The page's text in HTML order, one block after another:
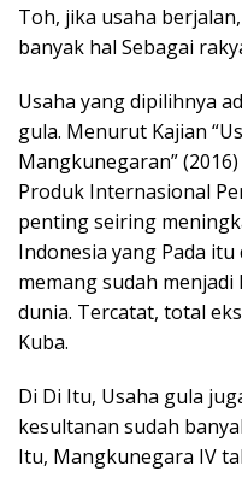
Toh, jika usaha
banyak hal Sebagai
Usaha yang dipilihnya
gula. Menurut Kajian
Mangkunegaran”
Produk Internasional
penting seiring
Indonesia yang Pada
memang sudah
dunia. Tercatat, total
Kuba.
Di Di Itu, Usaha gula
kesultanan sudah
Itu, Mangkunegara IV